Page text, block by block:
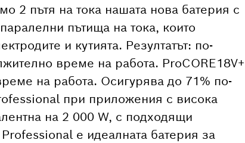
2 пътя на тока нашата нова батерия с
пътища на тока, които
и кутията. Резултатът: по-
време на работа. ProCORE18V+
на работа. Осигурява до 71% по-
при приложения с висока
на 2 000 W, с подходящи
е идеалната батерия за